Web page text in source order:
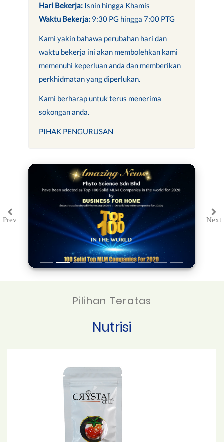
Hari Bekerja:Isnin hingga Khamis
Waktu Bekerja: 9:30 PG hingga 7:00 PTG
Kami yakin bahawa perubahan hari dan
waktu bekerja ini akan membolehkan kami
memenuhi keperluan anda dan memberikan
perkhidmatan yang diperlukan.
Kami berharap untuk terus menerima
sokongan anda.
PIHAK PENGURUSAN
PrevPrevious Next
Pilihan Teratas
Nutrisi